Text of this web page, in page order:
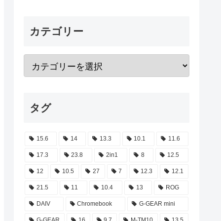
カテゴリー
タグ
15.6 14 13.3 10.1 11.6
17.3 23.8 2in1 8 12.5
12 10.5 27 7 12.3 12.1
21.5 11 10.4 13 ROG
DAIV Chromebook G-GEAR mini